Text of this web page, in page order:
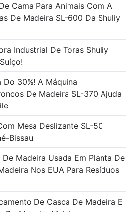
Cama Para Animais Com A
De Madeira SL-600 Da Shuliy
Industrial De Toras Shuliy
30%! A Máquina
De Madeira SL-370 Ajuda
Mesa Deslizante SL-50
Bissau
Madeira Usada Em Planta De
Nos EUA Para Resíduos
De Casca De Madeira E